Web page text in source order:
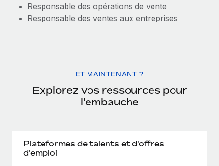
Responsable des opérations de vente
Responsable des ventes aux entreprises
ET MAINTENANT ?
Explorez vos ressources pour
l'embauche
Plateformes de talents et d'offres
d'emploi